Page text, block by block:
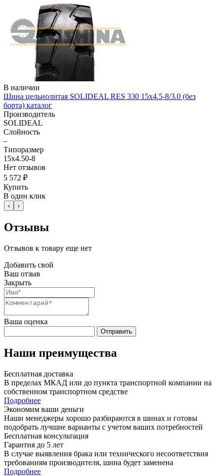
В наличии
Шина цельнолитая SOLIDEAL RES 330 15x4.5-8/3.0 (без
борта) каталог
Производитель
SOLIDEAL
Слойность
–
Типоразмер
15x4.50-8
Нет отзывов
5 572 ₽
Купить
В один клик
‹ ›
Отзывы
Отзывов к товару еще нет
Добавить свой
Ваш отзыв
Закрыть
Ваша оценка
Отправить
Наши преимущества
Бесплатная доставка
В пределах МКАД или до пункта транспортной компании на
собственном транспортном средстве
Подробнее
Экономим ваши деньги
Наши менеджеры хорошо разбираются в шинах и готовы
подобрать лучшие варианты с учетом ваших потребностей
Бесплатная консультация
Гарантия до 5 лет
В случае выявления брака или технического несоответствия
требованиям производителя, шина будет заменена
Подробнее